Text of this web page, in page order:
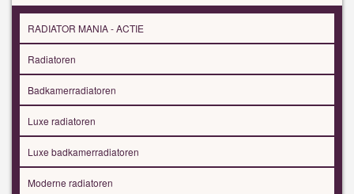
RADIATOR MANIA - ACTIE
Radiatoren
Badkamerradiatoren
Luxe radiatoren
Luxe badkamerradiatoren
Moderne radiatoren